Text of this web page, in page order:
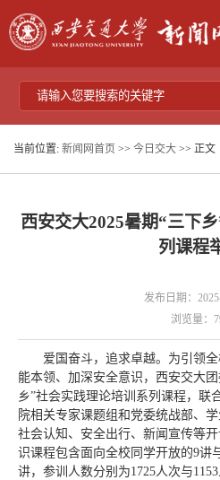
当前位置: 新闻网首页 >> 今日交大 >> 正文
西安交大2025暑期“三下
列课程
发布日期：
浏览量：
爱国奋斗，追求卓越。为引领
能本领、加深安全意识，西安交大
乡”社会实践理论培训系列课程，联
院相关专家课题组和党委统战部、
社会认知、安全出行、新闻宣传等
识课程包含面向全校同学开放的9讲
讲，参训人数分别为1725人次与